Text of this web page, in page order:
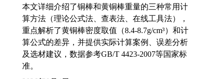
本文详细介绍了铜棒和黄铜棒重量的三种常用计
算方法（理论公式法、查表法、在线工具法），
重点解析了黄铜棒密度取值（8.4-8.7g/cm³）和计
算公式的差异，并提供实际计算案例、误差分析
及选材建议，数据参考GB/T 4423-2007等国家标
准。